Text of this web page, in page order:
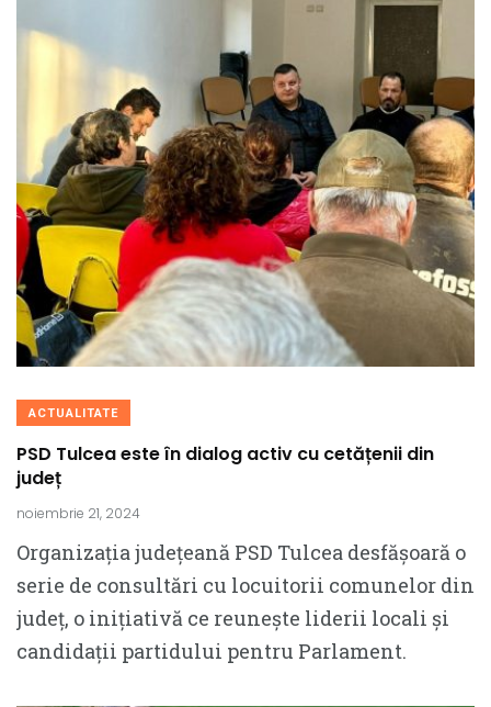
ACTUALITATE
PSD Tulcea este în dialog activ cu cetățenii din
județ
noiembrie 21, 2024
Organizația județeană PSD Tulcea desfășoară o
serie de consultări cu locuitorii comunelor din
județ, o inițiativă ce reunește liderii locali și
candidații partidului pentru Parlament.